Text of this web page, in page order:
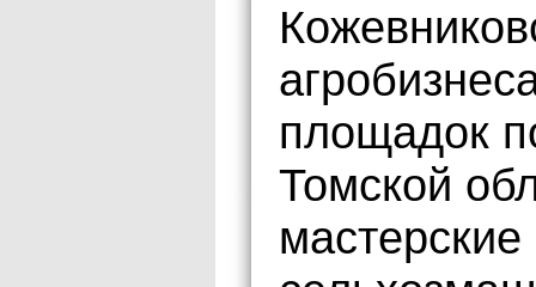
площадок
Томской